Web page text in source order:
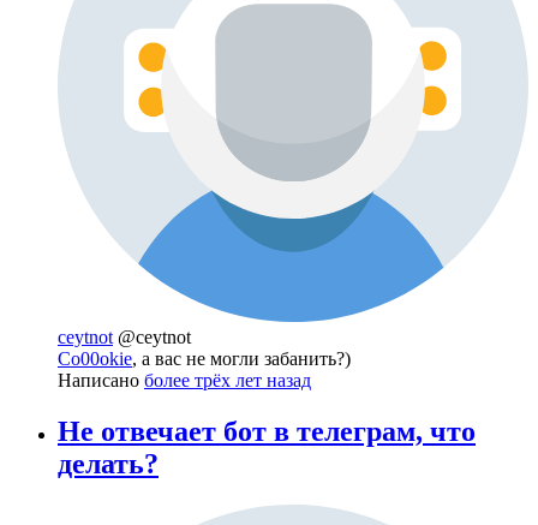
ceytnot @ceytnot
Co00okie, а вас не могли забанить?)
Написано более трёх лет назад
Не отвечает бот в телеграм, что
делать?